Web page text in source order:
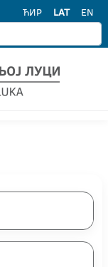
ЋИР LAT EN